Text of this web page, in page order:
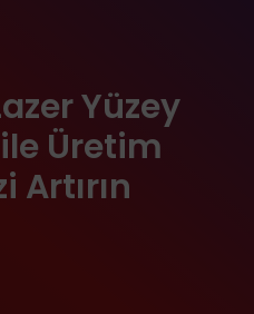
Yüzey
Üretim